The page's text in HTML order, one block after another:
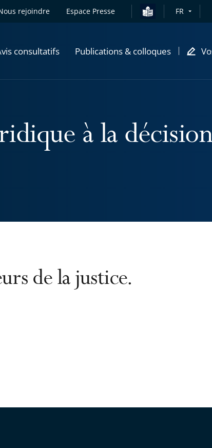
rejoindre Espace Presse FR
consultatifs Publications & colloques
à la
de la justice.